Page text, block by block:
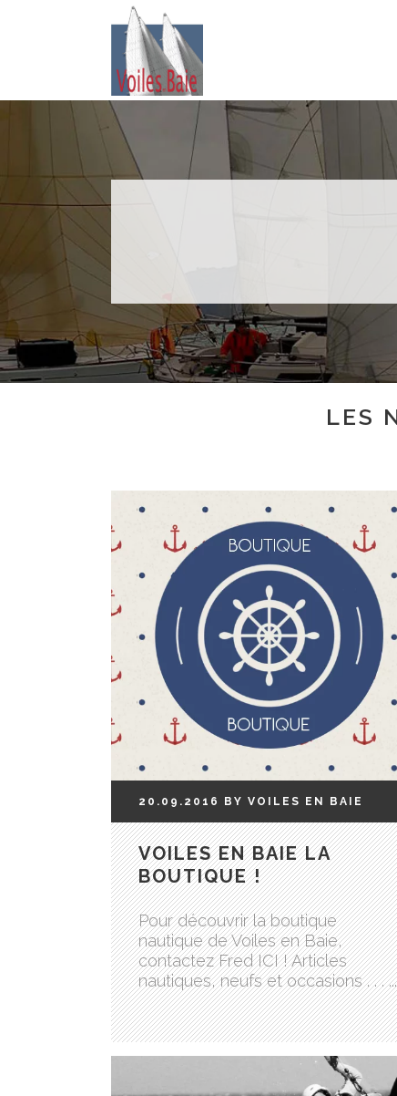
LES
20.09.2016 BY VOILES EN BAIE
VOILES EN BAIE LA
BOUTIQUE !
Pour découvrir la boutique
nautique de Voiles en Baie,
contactez Fred ICI ! Articles
nautiques, neufs et occasions . . .